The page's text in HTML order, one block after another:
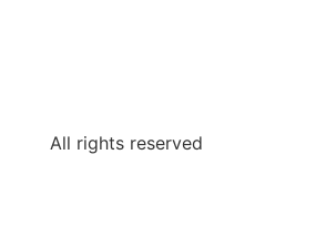
All rights reserved